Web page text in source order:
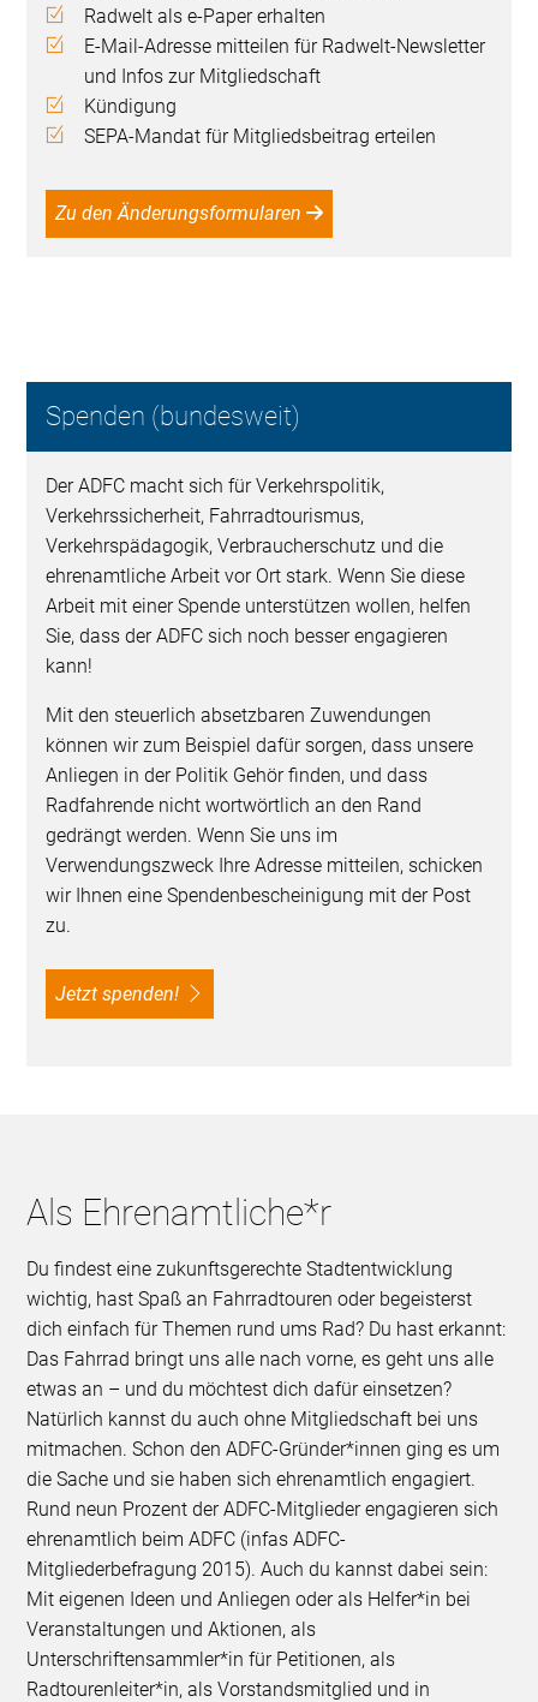
Radwelt als e-Paper erhalten
E-Mail-Adresse mitteilen für Radwelt-Newsletter
und Infos zur Mitgliedschaft
Kündigung
SEPA-Mandat für Mitgliedsbeitrag erteilen
Zu den Änderungsformularen
Spenden (bundesweit)
Der ADFC macht sich für Verkehrspolitik,
Verkehrssicherheit, Fahrradtourismus,
Verkehrspädagogik, Verbraucherschutz und die
ehrenamtliche Arbeit vor Ort stark. Wenn Sie diese
Arbeit mit einer Spende unterstützen wollen, helfen
Sie, dass der ADFC sich noch besser engagieren
kann!
Mit den steuerlich absetzbaren Zuwendungen
können wir zum Beispiel dafür sorgen, dass unsere
Anliegen in der Politik Gehör finden, und dass
Radfahrende nicht wortwörtlich an den Rand
gedrängt werden. Wenn Sie uns im
Verwendungszweck Ihre Adresse mitteilen, schicken
wir Ihnen eine Spendenbescheinigung mit der Post
zu.
Jetzt spenden!
Als Ehrenamtliche*r
Du findest eine zukunftsgerechte Stadtentwicklung
wichtig, hast Spaß an Fahrradtouren oder begeisterst
dich einfach für Themen rund ums Rad? Du hast erkannt:
Das Fahrrad bringt uns alle nach vorne, es geht uns alle
etwas an – und du möchtest dich dafür einsetzen?
Natürlich kannst du auch ohne Mitgliedschaft bei uns
mitmachen. Schon den ADFC-Gründer*innen ging es um
die Sache und sie haben sich ehrenamtlich engagiert.
Rund neun Prozent der ADFC-Mitglieder engagieren sich
ehrenamtlich beim ADFC (infas ADFC-
Mitgliederbefragung 2015). Auch du kannst dabei sein:
Mit eigenen Ideen und Anliegen oder als Helfer*in bei
Veranstaltungen und Aktionen, als
Unterschriftensammler*in für Petitionen, als
Radtourenleiter*in, als Vorstandsmitglied und in